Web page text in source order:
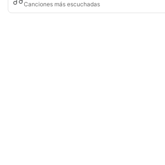
Canciones más escuchadas